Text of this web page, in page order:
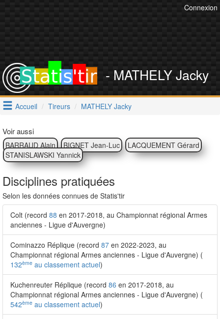
Connexion
- MATHELY Jacky
Accueil Tireurs MATHELY Jacky
Voir aussi
BARRAUD Alain BIGNET Jean-Luc
LACQUEMENT Gérard
STANISLAWSKI Yannick
Disciplines pratiquées
Selon les données connues de Statis'tir
Colt (record 88 en 2017-2018, au Championnat régional Armes
anciennes - Ligue d'Auvergne)
Cominazzo Réplique (record 87 en 2022-2023, au
Championnat régional Armes anciennes - Ligue d'Auvergne) (
132ème au classement actuel)
Kuchenreuter Réplique (record 86 en 2017-2018, au
Championnat régional Armes anciennes - Ligue d'Auvergne) (
542ème au classement actuel)